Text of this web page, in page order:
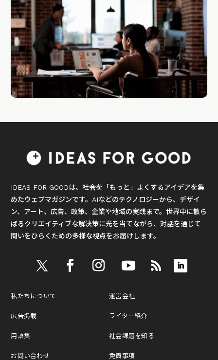
IDEAS FOR GOODは、社会を「もっと」よくするアイデアを集
めたウェブマガジンです。AIなどのテクノロジーから、デザイ
ン、アート、広告、政策、企業や地域の実践まで。世界中に散ら
ばるクリエイティブな解決策に光を当てながら、対話を通じて
問いをひらくための多様な視点をお届けします。
私たちについて
広告掲載
用語集
お問い合わせ
運営会社
ライター紹介
社会課題を知る
免責事項